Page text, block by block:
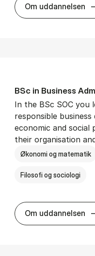
Om uddannelsen
BSc in Busi­ness
In the BSc SOC you
responsible
economic and social
their organisation
Økonomi og matematik
Filosofi og sociologi
Om uddannelsen